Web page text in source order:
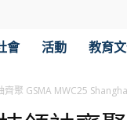
會 活動 教育
齊聚 GSMA MWC25